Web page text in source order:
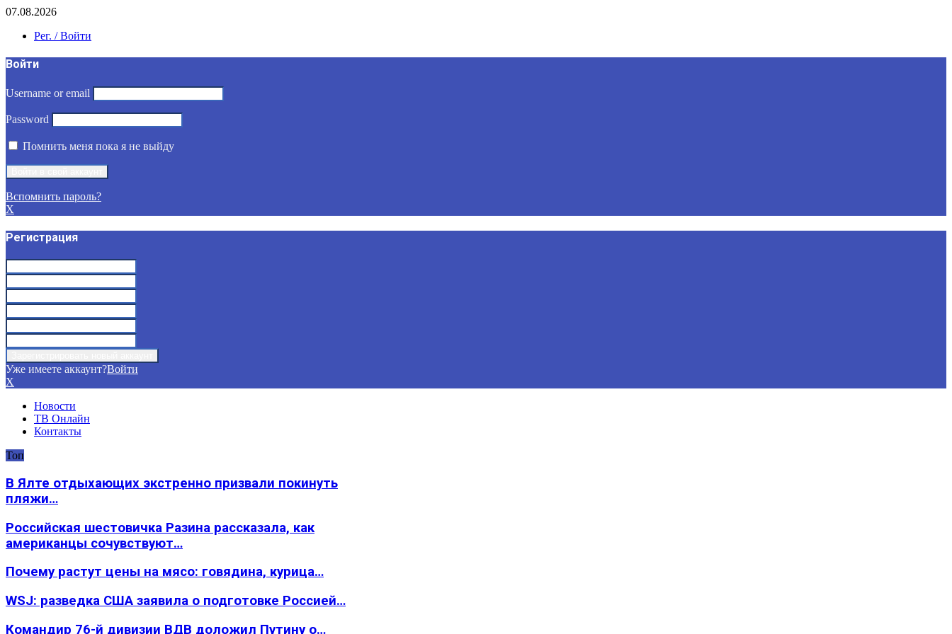
07.08.2026
Рег. / Войти
Войти
Username or email
Password
Помнить меня пока я не выйду
Вспомнить пароль?
X
Регистрация
Уже имеете аккаунт?Войти
X
Новости
ТВ Онлайн
Контакты
Топ
В Ялте отдыхающих экстренно призвали покинуть
пляжи…
Российская шестовичка Разина рассказала, как
американцы сочувствуют…
Почему растут цены на мясо: говядина, курица…
WSJ: разведка США заявила о подготовке Россией…
Командир 76-й дивизии ВДВ доложил Путину о…